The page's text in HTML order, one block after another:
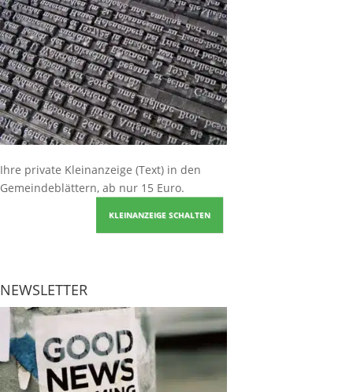
Ihre private Kleinanzeige (Text) in den
Gemeindeblättern, ab nur 15 Euro.
KLEINANZEIGE SCHALTEN
NEWSLETTER